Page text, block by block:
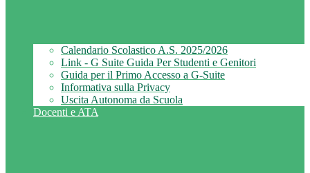
Calendario Scolastico A.S. 2025/2026
Link - G Suite Guida Per Studenti e Genitori
Guida per il Primo Accesso a G-Suite
Informativa sulla Privacy
Uscita Autonoma da Scuola
Docenti e ATA